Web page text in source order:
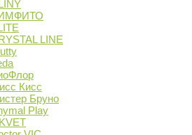
LINE
Кисс
Бруно
Play